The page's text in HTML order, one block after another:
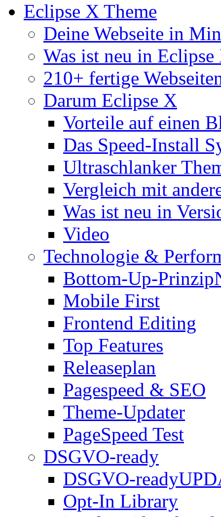
Eclipse X Theme
Deine Webseite in
Was ist neu in Eclipse
210+ fertige
Darum Eclipse X
Vorteile auf einen
Das Speed-Install
Ultraschlanker
Vergleich mit
Was ist neu in
Video
Technologie &
Bottom-Up-Prinzip
Mobile First
Frontend Editing
Top Features
Releaseplan
Pagespeed & SEO
Theme-Updater
PageSpeed Test
DSGVO-ready
DSGVO-ready
Opt-In Library